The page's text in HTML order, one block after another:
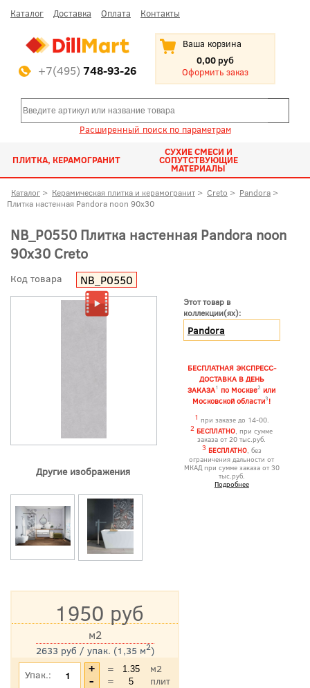
Каталог Доставка Оплата Контакты
+7(495) 748-93-26
Ваша корзина
0,00 руб
Оформить заказ
Расширенный поиск по параметрам
ПЛИТКА, КЕРАМОГРАНИТ
СУХИЕ СМЕСИ И
СОПУТСТВУЮЩИЕ
МАТЕРИАЛЫ
Каталог > Керамическая плитка и керамогранит > Creto > Pandora >
Плитка настенная Pandora noon 90x30
NB_P0550 Плитка настенная Pandora noon
90x30 Creto
Код товара NB_P0550
Другие изображения
Этот товар в
коллекции(ях):
Pandora
БЕСПЛАТНАЯ ЭКСПРЕСС-
ДОСТАВКА В ДЕНЬ
ЗАКАЗА1 по Москве2 или
Московской области3!
1 при заказе до 14-00.
2 БЕСПЛАТНО, при сумме
заказа от 20 тыс.руб.
3 БЕСПЛАТНО, без
ограничения дальности от
МКАД при сумме заказа от 30
тыс.руб.
Подробнее
1950 руб
2633 руб / упак. (1,35 м2)
м2
*Цена указана с учетом НДС
Упак.: =
м2
=
плит